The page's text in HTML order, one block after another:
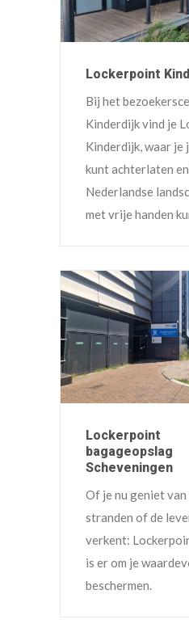
Lockerpoint
Bij het
Kinderdijk vind je
Kinderdijk, waar je
kunt achterlaten
Nederlandse
met vrije handen
Lockerpoint
bagageopslag
Scheveningen
Of je nu geniet
stranden of de
verkent:
is er om je
beschermen.